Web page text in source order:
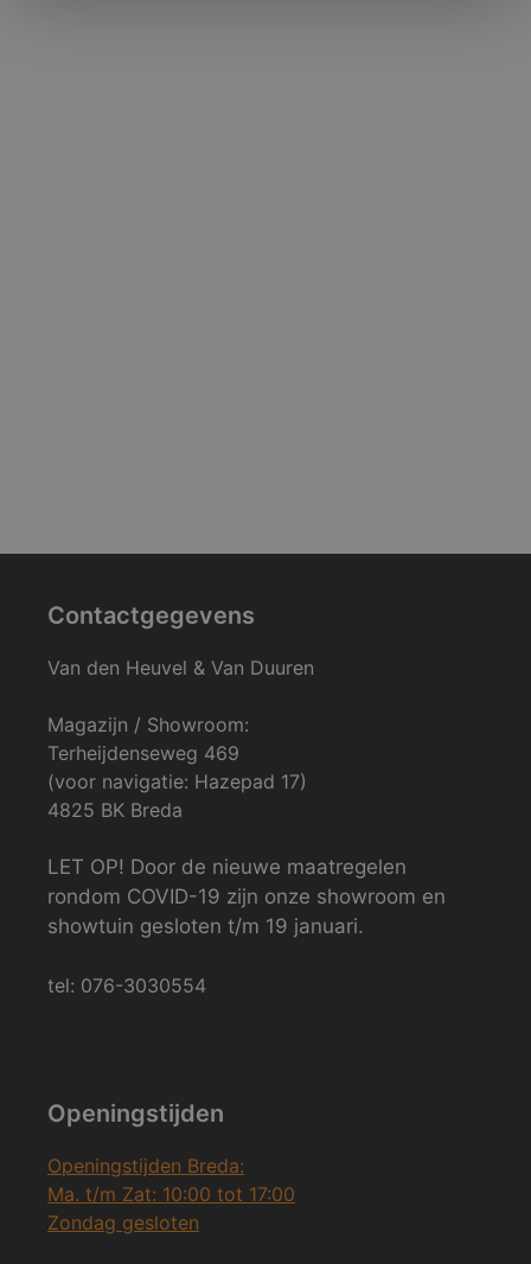
Contactgegevens
Van den Heuvel & Van Duuren
Magazijn / Showroom:
Terheijdenseweg 469
(voor navigatie: Hazepad 17)
4825 BK Breda
LET OP! Door de nieuwe maatregelen
rondom COVID-19 zijn onze showroom en
showtuin gesloten t/m 19 januari.
tel: 076-3030554
Openingstijden
Openingstijden Breda:
Ma. t/m Zat: 10:00 tot 17:00
Zondag gesloten